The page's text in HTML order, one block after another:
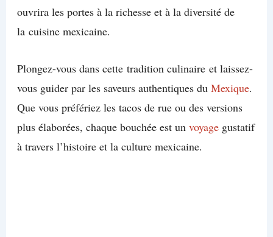
ouvrira les portes à la richesse et à la diversité de
la cuisine mexicaine.
Plongez-vous dans cette tradition culinaire et laissez-
vous guider par les saveurs authentiques du Mexique.
Que vous préfériez les tacos de rue ou des versions
plus élaborées, chaque bouchée est un voyagegustatif
à travers l’histoire et la culture mexicaine.